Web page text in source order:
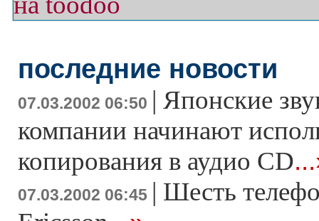
последние новости
07.03.2002 06:50 | Японские
компании начинают
копирования в аудио CD
07.03.2002 06:45 | Шесть